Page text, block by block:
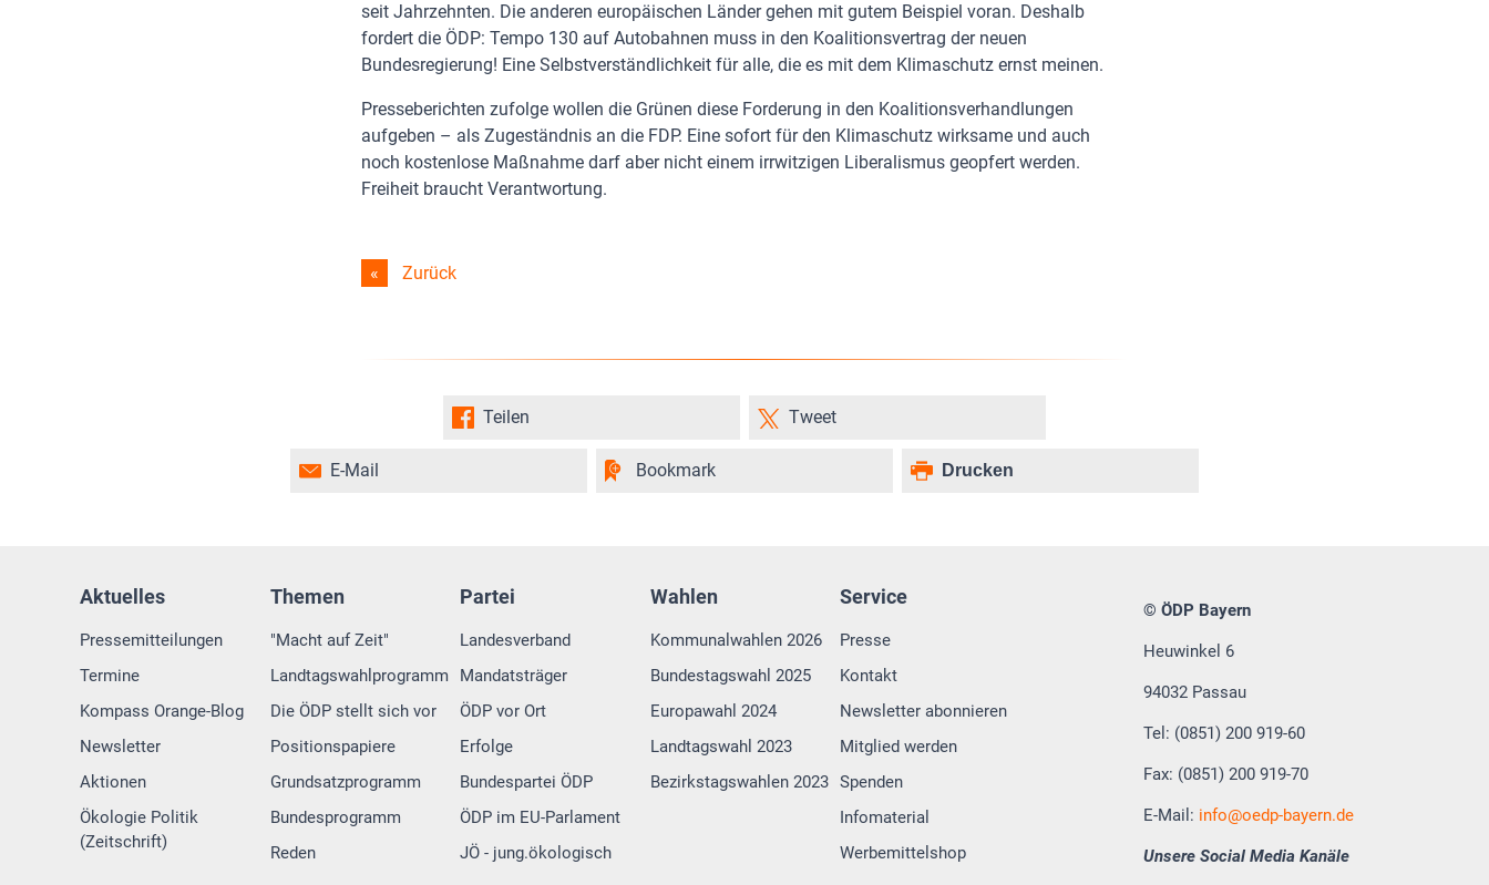
seit Jahrzehnten. Die anderen europäischen Länder gehen mit gutem Beispiel voran. Deshalb
fordert die ÖDP: Tempo 130 auf Autobahnen muss in den Koalitionsvertrag der neuen
Bundesregierung! Eine Selbstverständlichkeit für alle, die es mit dem Klimaschutz ernst meinen.
Presseberichten zufolge wollen die Grünen diese Forderung in den Koalitionsverhandlungen
aufgeben – als Zugeständnis an die FDP. Eine sofort für den Klimaschutz wirksame und auch
noch kostenlose Maßnahme darf aber nicht einem irrwitzigen Liberalismus geopfert werden.
Freiheit braucht Verantwortung.
Zurück
Teilen Tweet
E-Mail Bookmark Drucken
Aktuelles
Pressemitteilungen
Termine
Kompass Orange-Blog
Newsletter
Aktionen
Ökologie Politik
(Zeitschrift)
Themen
"Macht auf Zeit"
Landtagswahlprogramm
Die ÖDP stellt sich vor
Positionspapiere
Grundsatzprogramm
Bundesprogramm
Reden
Partei
Landesverband
Mandatsträger
ÖDP vor Ort
Erfolge
Bundespartei ÖDP
ÖDP im EU-Parlament
JÖ - jung.ökologisch
Wahlen
Kommunalwahlen 2026
Bundestagswahl 2025
Europawahl 2024
Landtagswahl 2023
Bezirkstagswahlen 2023
Service
Presse
Kontakt
Newsletter abonnieren
Mitglied werden
Spenden
Infomaterial
Werbemittelshop
© ÖDP Bayern
Heuwinkel 6
94032 Passau
Tel: (0851) 200 919-60
Fax: (0851) 200 919-70
E-Mail: info oedp-bayern.de
Unsere Social Media Kanäle